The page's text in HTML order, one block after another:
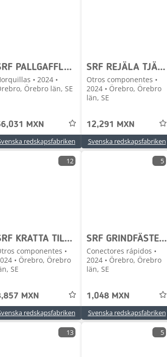
SRF PALLGAFFLAR - L150-L220 - I LAGER
• 2024 •
Örebro län, SE
MXN
redskapsfabriken
SRF REJÄLA TJÄLKROKAR - FLERA MODELLER I LAGER
Otros componentes •
2024 • Örebro, Örebro
län, SE
12,291 MXN
Svenska redskapsfabriken
12
SRF KRATTA TILL GRÄVMASKIN
componentes •
• Örebro, Örebro
SE
MXN
redskapsfabriken
5
SRF GRINDFÄSTEN - I LAGER - S-FÄSTEN,HYDREMA,LEHNHOFF
Conectores rápidos •
2024 • Örebro, Örebro
län, SE
1,048 MXN
Svenska redskapsfabriken
13 5